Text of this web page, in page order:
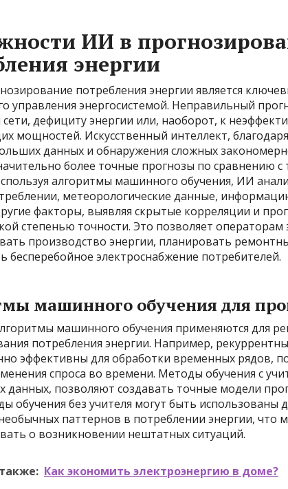
ИИ в
энергии
потребления энергии является
управления энергосистемой. Неправильный
сети, дефициту энергии или, наоборот, к
мощностей. Искусственный интеллект,
данных и обнаружения сложных
более точные прогнозы по сравнению
алгоритмы машинного обучения, ИИ
метеорологические данные,
факторы, выявляя скрытые корреляции и
степенью точности. Это позволяет операторам
производство энергии, планировать
бесперебойное электроснабжение потребителей.
машинного обучения для
машинного обучения применяются для
потребления энергии. Например,
эффективны для обработки временных рядов,
спроса во времени. Методы обучения с
данных, позволяют создавать точные модели
обучения без учителя могут быть использованы
паттернов в потреблении энергии, что
о возникновении нештатных ситуаций.
Как экономить электроэнергию в доме?